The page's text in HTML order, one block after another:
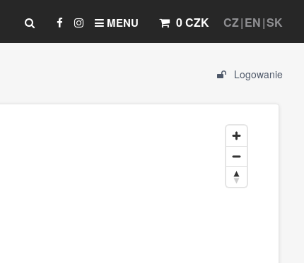
CZ EN SK
0 CZK
MENU
Logowanie